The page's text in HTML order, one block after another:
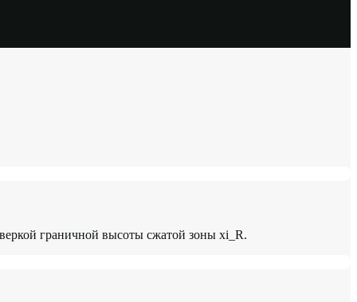
граничной высоты сжатой зоны xi_R.